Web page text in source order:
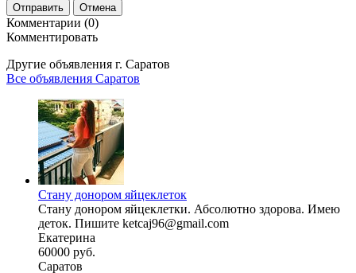
Отправить Отмена
Комментарии (0)
Комментировать
Другие объявления г. Саратов
Все объявления Саратов
Стану донором яйцеклеток
Стану донором яйцеклетки. Абсолютно здорова. Имею
деток. Пишите ketcaj96@gmail.com
Екатерина
60000 руб.
Саратов